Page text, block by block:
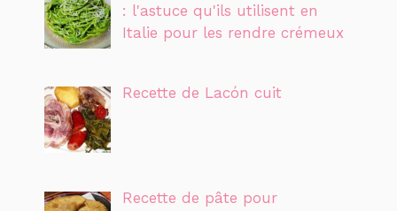
: l'astuce qu'ils utilisent en
Italie pour les rendre crémeux
Recette de Lacón cuit
Recette de pâte pour